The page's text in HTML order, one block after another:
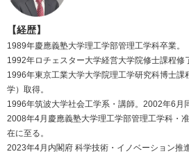
【経歴】
1989年慶應義塾大学理工学部管理工学科卒業。
1992年ロチェスター大学経営大学院修士課程修
1996年東京工業大学大学院理工学研究科博士課
学）取得。
1996年筑波大学社会工学系・講師。2002年6月
2008年4月慶應義塾大学理工学部管理工学科・
在に至る。
2023年4月内閣府 科学技術・イノベーション推